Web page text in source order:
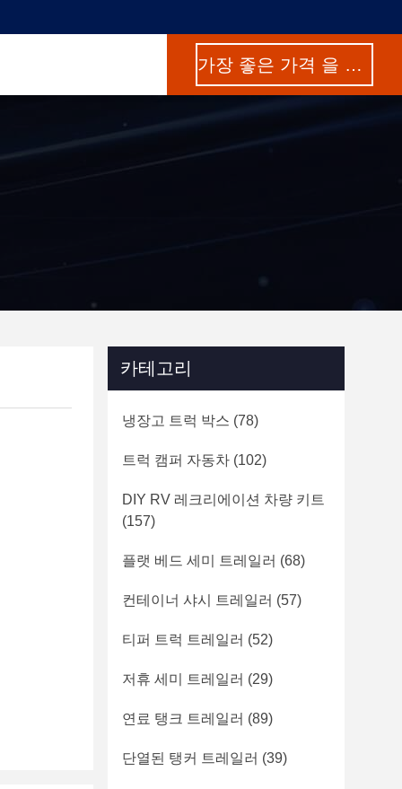
가장 좋은 가격 을 구하라
카테고리
냉장고 트럭 박스 (78)
트럭 캠퍼 자동차 (102)
DIY RV 레크리에이션 차량 키트
(157)
플랫 베드 세미 트레일러 (68)
컨테이너 샤시 트레일러 (57)
티퍼 트럭 트레일러 (52)
저휴 세미 트레일러 (29)
연료 탱크 트레일러 (89)
단열된 탱커 트레일러 (39)